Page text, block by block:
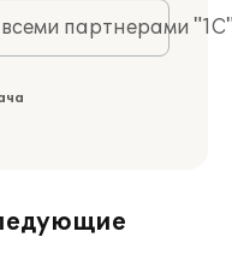
партнерами